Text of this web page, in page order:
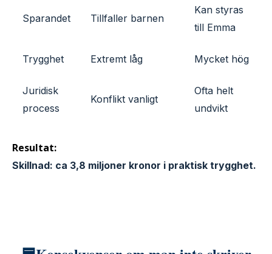
Sparandet Tillfaller barnen
Kan styras
till Emma
Trygghet Extremt låg Mycket hög
Juridisk
process
Konflikt vanligt
Ofta helt
undvikt
Resultat:
Skillnad: ca 3,8 miljoner kronor i praktisk trygghet.